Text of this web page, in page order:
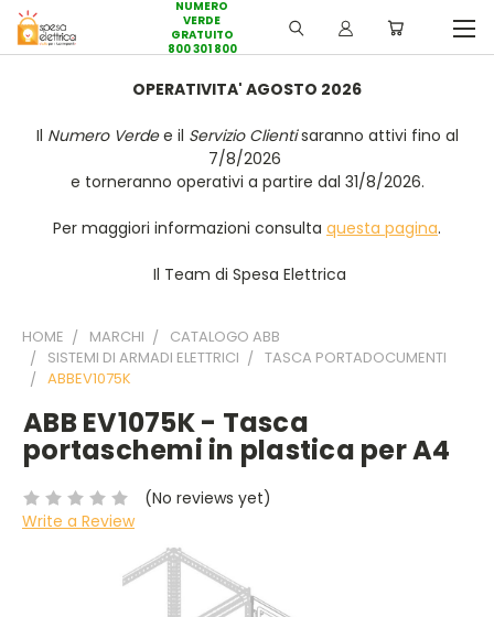
NUMERO
VERDE
GRATUITO
800 301 800
OPERATIVITA' AGOSTO 2026
Il Numero Verdee il Servizio Clientisaranno attivi fino al
7/8/2026
e torneranno operativi a partire dal 31/8/2026.
Per maggiori informazioni consulta questa pagina.
Il Team di Spesa Elettrica
HOME MARCHI
CATALOGO ABB
SISTEMI DI ARMADI ELETTRICI
TASCA PORTADOCUMENTI
ABBEV1075K
ABB EV1075K - Tasca
portaschemi in plastica per A4
(No reviews yet)
Write a Review